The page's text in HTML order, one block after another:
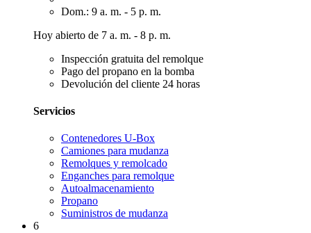
Dom.: 9 a. m. - 5 p. m.
Hoy abierto de 7 a. m. - 8 p. m.
Inspección gratuita del remolque
Pago del propano en la bomba
Devolución del cliente 24 horas
Servicios
Contenedores U-Box
Camiones para mudanza
Remolques y remolcado
Enganches para remolque
Autoalmacenamiento
Propano
Suministros de mudanza
6